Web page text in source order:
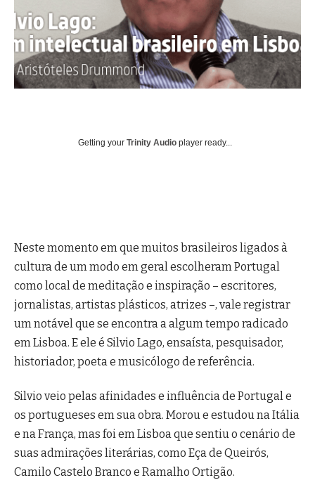
Getting your Trinity Audio player ready...
Neste momento em que muitos brasileiros ligados à
cultura de um modo em geral escolheram Portugal
como local de meditação e inspiração – escritores,
jornalistas, artistas plásticos, atrizes –, vale registrar
um notável que se encontra a algum tempo radicado
em Lisboa. E ele é Silvio Lago, ensaísta, pesquisador,
historiador, poeta e musicólogo de referência.
Silvio veio pelas afinidades e influência de Portugal e
os portugueses em sua obra. Morou e estudou na Itália
e na França, mas foi em Lisboa que sentiu o cenário de
suas admirações literárias, como Eça de Queirós,
Camilo Castelo Branco e Ramalho Ortigão.